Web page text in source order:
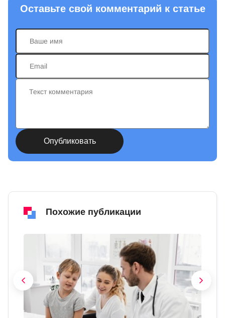
Оставьте свой комментарий к статье
Похожие публикации